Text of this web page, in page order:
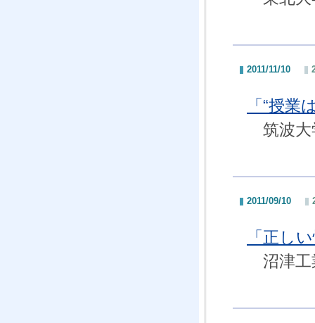
2011/11/10
「“授
筑波大
2011/09/10
「正し
沼津工